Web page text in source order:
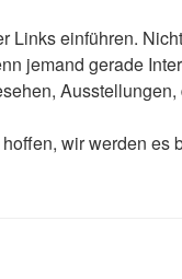
Links einführen.
jemand gerade
wir werden es